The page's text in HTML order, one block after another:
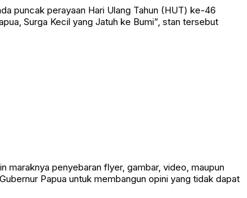
puncak perayaan Hari Ulang Tahun (HUT) ke-46
Surga Kecil yang Jatuh ke Bumi”, stan tersebut
maraknya penyebaran flyer, gambar, video, maupun
Papua untuk membangun opini yang tidak dapat